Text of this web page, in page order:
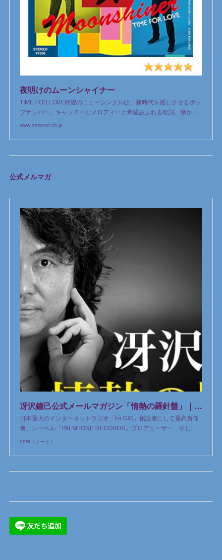
夜明けのムーンシャイナー
TIME FOR LOVE待望のニューシングルは、新時代を感じさせるポッ
プナンバー。キャッチーなメロディーと希望あふれる歌詞、懐か…
www.amazon.co.jp
公式メルマガ
冴沢鐘己公式メールマガジン「情熱の羅針盤」｜冴沢鐘己｜note
日本最大のインターネットラジオ「fm GIG」創設者にして最高責任
者、レーベル「PALMTONE RECORDS」プロデューサー、そし…
note（ノート）